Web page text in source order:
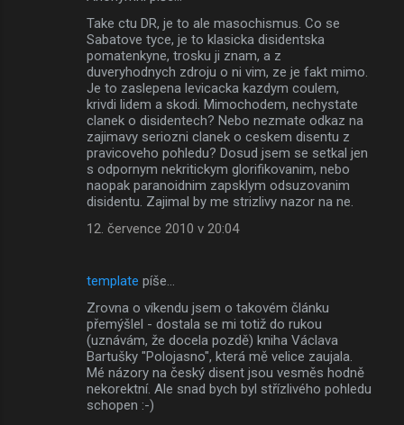
Take ctu DR, je to ale masochismus. Co se
Sabatove tyce, je to klasicka disidentska
pomatenkyne, trosku ji znam, a z
duveryhodnych zdroju o ni vim, ze je fakt mimo.
Je to zaslepena levicacka kazdym coulem,
krivdi lidem a skodi. Mimochodem, nechystate
clanek o disidentech? Nebo nezmate odkaz na
zajimavy seriozni clanek o ceskem disentu z
pravicoveho pohledu? Dosud jsem se setkal jen
s odpornym nekritickym glorifikovanim, nebo
naopak paranoidnim zapsklym odsuzovanim
disidentu. Zajimal by me strizlivy nazor na ne.
12. července 2010 v 20:04
template píše…
Zrovna o víkendu jsem o takovém článku
přemýšlel - dostala se mi totiž do rukou
(uznávám, že docela pozdě) kniha Václava
Bartušky "Polojasno", která mě velice zaujala.
Mé názory na český disent jsou vesměs hodně
nekorektní. Ale snad bych byl střízlivého pohledu
schopen :-)